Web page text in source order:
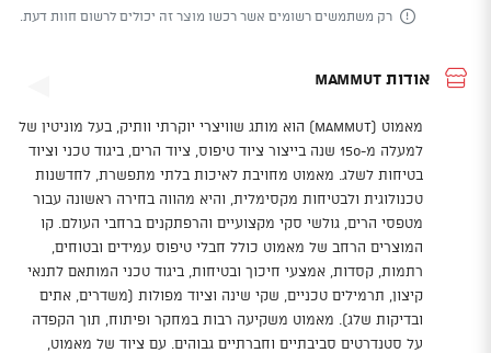
רק משתמשים רשומים אשר רכשו מוצר זה יכולים לרשום חוות דעת.
אודות Mammut
מאמוט (Mammut) הוא מותג שוויצרי יוקרתי וותיק, בעל מוניטין של
למעלה מ-150 שנה בייצור ציוד טיפוס, ציוד הרים, ביגוד טכני וציוד
בטיחות לשלג. מאמוט מחויבת לאיכות בלתי מתפשרת, לחדשנות
טכנולוגית ולבטיחות מקסימלית, והיא מהווה בחירה ראשונה עבור
מטפסי הרים, גולשי סקי מקצועיים והרפתקנים ברחבי העולם. קו
המוצרים הרחב של מאמוט כולל חבלי טיפוס עמידים ובטוחים,
רתמות, קסדות, אמצעי חיכוך ובטיחות, ביגוד טכני המותאם לתנאי
קיצון, תרמילים טכניים, שקי שינה וציוד מפולות (משדרים, אתים
ובדיקות שלג). מאמוט משקיעה רבות במחקר ופיתוח, תוך הקפדה
על סטנדרטים סביבתיים וחברתיים גבוהים. עם ציוד של מאמוט,